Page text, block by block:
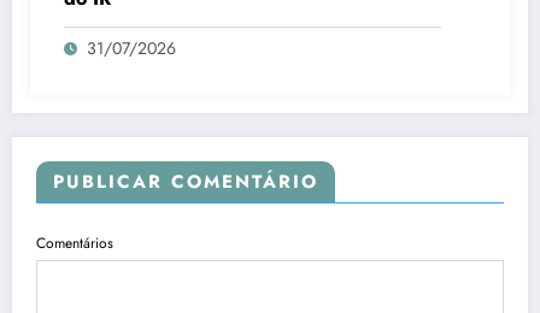
31/07/2026
PUBLICAR COMENTÁRIO
Comentários